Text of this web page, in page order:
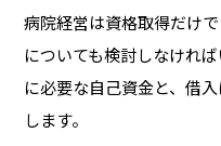
病院経営は資格取得だけ
についても検討しなけれ
に必要な自己資金と、借
します。